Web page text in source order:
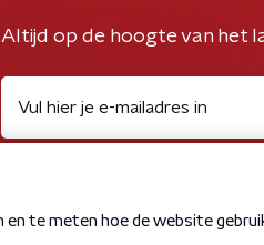
Altijd op de hoogte van het